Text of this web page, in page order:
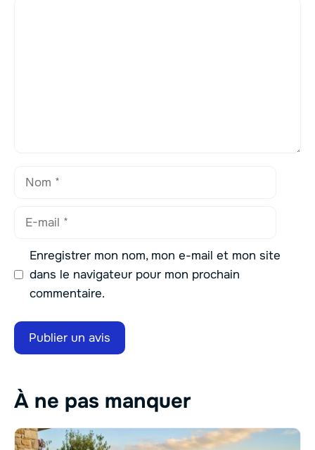
Nom
Enregistrer mon nom, mon e-mail et mon site
dans le navigateur pour mon prochain
commentaire.
À ne pas manquer